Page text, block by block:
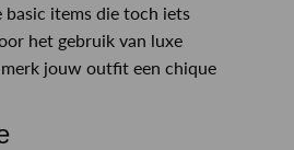
items die toch iets
het gebruik van luxe
jouw outfit een chique